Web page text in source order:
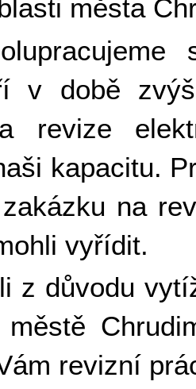
města
v době
revize
kapacitu.
na
vyřídit.
z důvodu
revizní